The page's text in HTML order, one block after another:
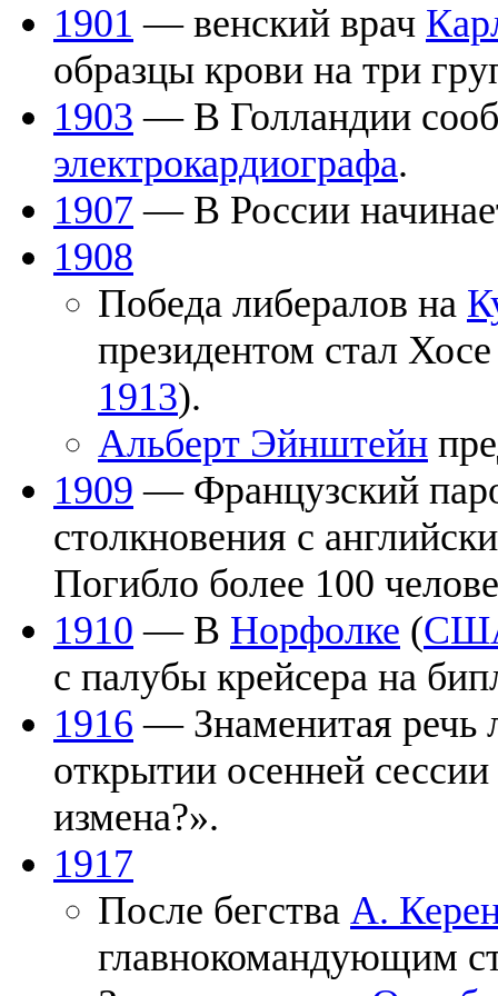
1901 — венский врач
образцы крови на три
1903 — В Голландии
электрокардиографа.
1907 — В России
1908
Победа либералов на
президентом стал
1913).
Альберт Эйнштейн
1909 — Французский
столкновения с
Погибло более 100
1910 — В Норфолке (
с палубы крейсера на
1916 — Знаменитая речь
открытии осенней
измена?».
1917
После бегства А.
главнокомандующим